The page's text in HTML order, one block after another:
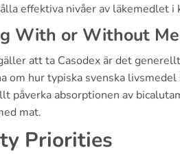
effektiva nivåer av läkemedlet i
With or Without
att ta Casodex är det
om hur typiska svenska
påverka absorptionen av
mat.
Priorities